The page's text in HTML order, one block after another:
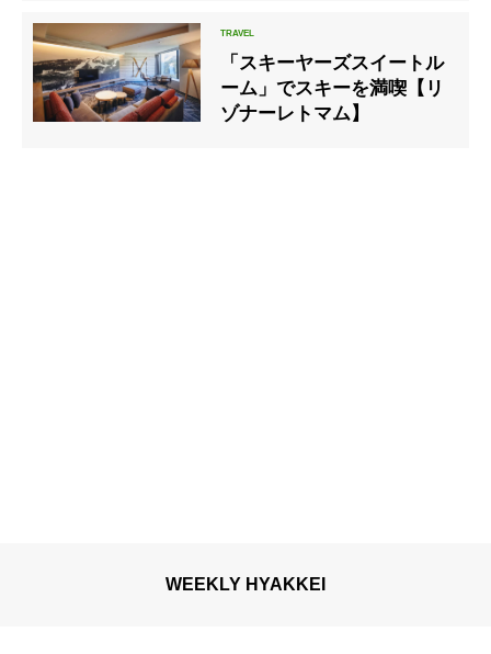
「スキーヤーズスイートル
ーム」でスキーを満喫【リ
ゾナーレトマム】
WEEKLY HYAKKEI